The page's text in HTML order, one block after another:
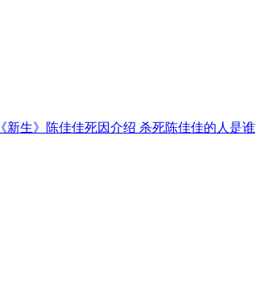
《新生》陈佳佳死因介绍 杀死陈佳佳的人是谁